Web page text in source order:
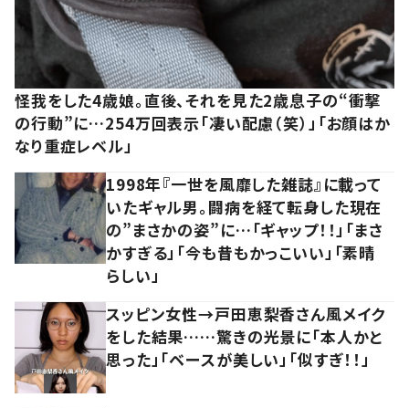
怪我をした4歳娘。直後、それを見た2歳息子の“衝撃
の行動”に…254万回表示「凄い配慮（笑）」「お顔はか
なり重症レベル」
1998年『一世を風靡した雑誌』に載って
いたギャル男。闘病を経て転身した現在
の”まさかの姿”に…「ギャップ！！」「まさ
かすぎる」「今も昔もかっこいい」「素晴
らしい」
スッピン女性→戸田恵梨香さん風メイク
をした結果……驚きの光景に「本人かと
思った」「ベースが美しい」「似すぎ！！」